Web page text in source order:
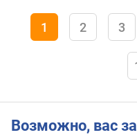
1 2 3
Возможно, вас